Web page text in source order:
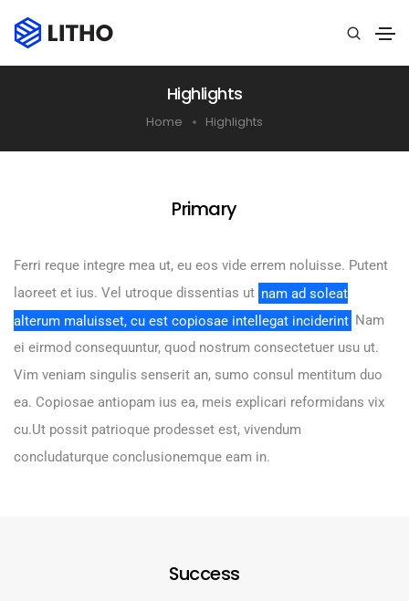
Highlights
Home Highlights
Primary
Ferri reque integre mea ut, eu eos vide errem noluisse. Putent
laoreet et ius. Vel utroque dissentias ut nam ad soleat
alterum maluisset, cu est copiosae intellegat inciderint Nam
ei eirmod consequuntur, quod nostrum consectetuer usu ut.
Vim veniam singulis senserit an, sumo consul mentitum duo
ea. Copiosae antiopam ius ea, meis explicari reformidans vix
cu.Ut possit patrioque prodesset est, vivendum
concludaturque conclusionemque eam in.
Success